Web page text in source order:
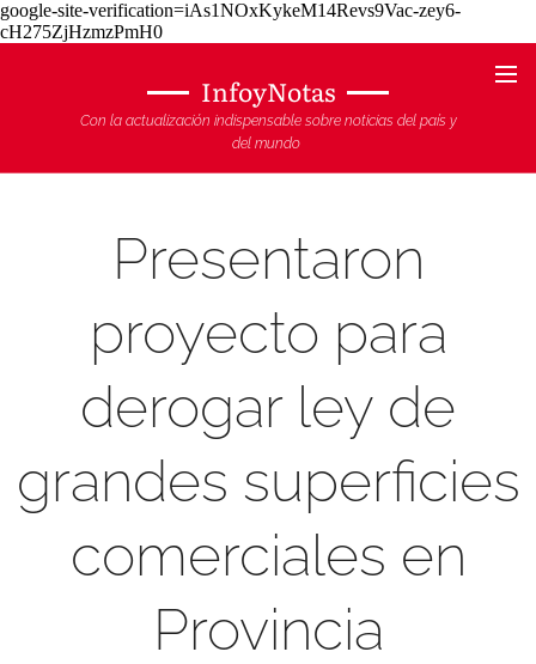
google-site-verification=iAs1NOxKykeM14Revs9Vac-zey6-
cH275ZjHzmzPmH0
InfoyNotas
Con la actualización indispensable sobre noticias del país y
del mundo
Presentaron
proyecto para
derogar ley de
grandes superficies
comerciales en
Provincia